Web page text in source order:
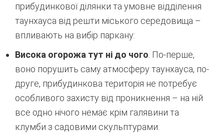
прибудинкової ділянки та умовне відділення
таунхауса від решти міського середовища –
впливають на вибір паркану:
Висока огорожа тут ні до чого . По-перше,
воно порушить саму атмосферу таунхауса, по-
друге, прибудинкова територія не потребує
особливого захисту від проникнення – на ній
все одно нічого немає крім галявини та
клумби з садовими скульптурами.